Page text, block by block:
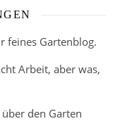
feines Gartenblog.
Arbeit, aber was,
den Garten